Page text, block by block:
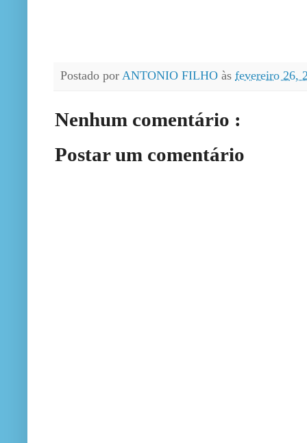
Postado por ANTONIO FILHO às fevereiro 26,
Nenhum comentário :
Postar um comentário